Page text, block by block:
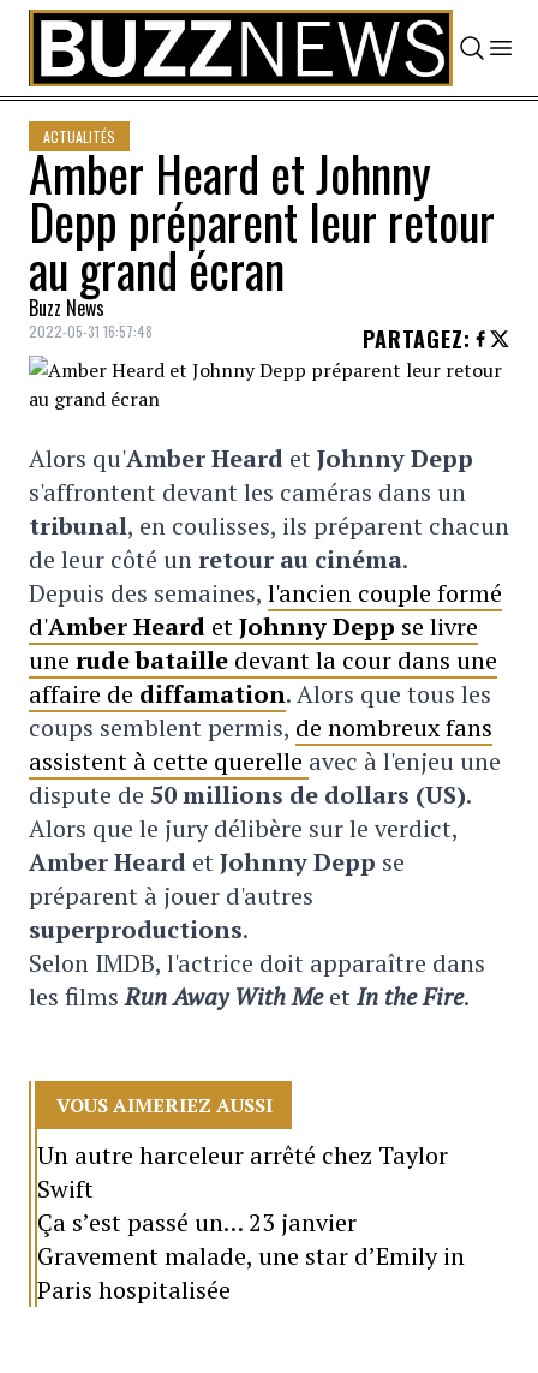
Skip to content
ACTUALITÉS
Amber Heard et Johnny
Depp préparent leur retour
au grand écran
Buzz News
2022-05-31 16:57:48 PARTAGEZ:
Alors qu'Amber Heard et Johnny Depp
s'affrontent devant les caméras dans un
tribunal, en coulisses, ils préparent chacun
de leur côté unretour au cinéma.
Depuis des semaines, l'ancien couple formé
d'Amber Heard etJohnny Depp se livre
une rude bataille devant la cour dans une
affaire de diffamation. Alors que tous les
coups semblent permis, de nombreux fans
assistent à cette querelle avec à l'enjeu une
dispute de 50 millions de dollars (US).
Alors que le jury délibère sur le verdict,
Amber Heard et Johnny Depp se
préparent à jouer d'autres
superproductions.
Selon IMDB, l'actrice doit apparaître dans
les filmsRun Away With Meet In the Fire.
VOUS AIMERIEZ AUSSI
Un autre harceleur arrêté chez Taylor
Swift
Ça s’est passé un… 23 janvier
Gravement malade, une star d’Emily in
Paris hospitalisée